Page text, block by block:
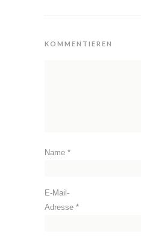
KOMMENTIEREN
Name *
E-Mail-
Adresse *